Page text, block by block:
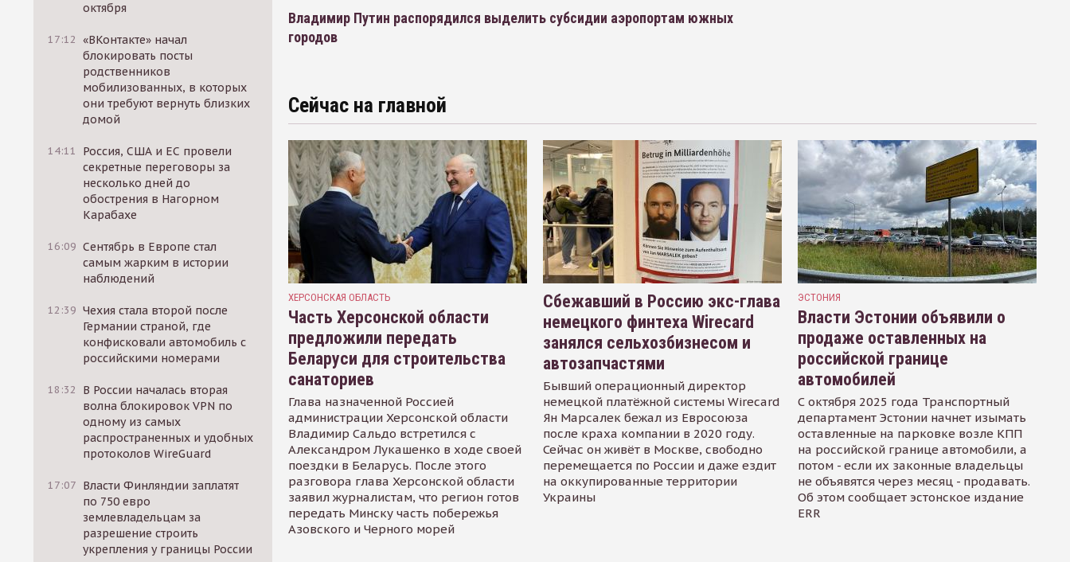
октября
17:12 «ВКонтакте» начал
блокировать посты
родственников
мобилизованных, в которых
они требуют вернуть близких
домой
14:11
Россия, США и ЕС провели
секретные переговоры за
несколько дней до
обострения в Нагорном
Карабахе
16:09 Сентябрь в Европе стал
самым жарким в истории
наблюдений
12:39 Чехия стала второй после
Германии страной, где
конфисковали автомобиль с
российскими номерами
18:32
В России началась вторая
волна блокировок VPN по
одному из самых
распространенных и удобных
протоколов WireGuard
17:07 Власти Финляндии заплатят
по 750 евро
землевладельцам за
разрешение строить
укрепления у границы России
Владимир Путин распорядился выделить субсидии аэропортам южных
городов
Сейчас на главной
ХЕРСОНСКАЯ ОБЛАСТЬ
Часть Херсонской области
предложили передать
Беларуси для строительства
санаториев
Глава назначенной Россией
администрации Херсонской области
Владимир Сальдо встретился с
Александром Лукашенко в ходе своей
поездки в Беларусь. После этого
разговора глава Херсонской области
заявил журналистам, что регион готов
передать Минску часть побережья
Азовского и Черного морей
Сбежавший в Россию экс-глава
немецкого финтеха Wirecard
занялся сельхозбизнесом и
автозапчастями
Бывший операционный директор
немецкой платёжной системы Wirecard
Ян Марсалек бежал из Евросоюза
после краха компании в 2020 году.
Сейчас он живёт в Москве, свободно
перемещается по России и даже ездит
на оккупированные территории
Украины
ЭСТОНИЯ
Власти Эстонии объявили о
продаже оставленных на
российской границе
автомобилей
С октября 2025 года Транспортный
департамент Эстонии начнет изымать
оставленные на парковке возле КПП
на российской границе автомобили, а
потом - если их законные владельцы
не объявятся через месяц - продавать.
Об этом сообщает эстонское издание
ERR